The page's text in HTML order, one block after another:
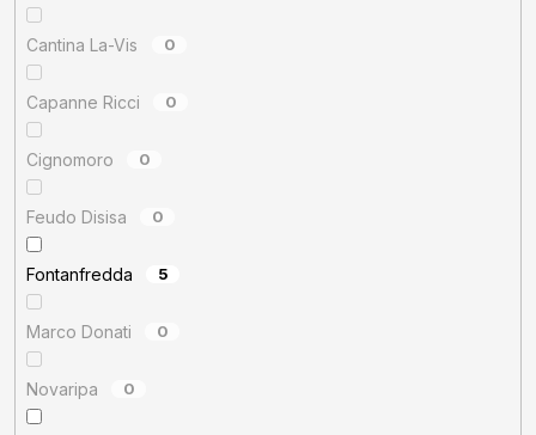
Cantina La-Vis 0
Capanne Ricci 0
Cignomoro 0
Feudo Disisa 0
Fontanfredda 5
Marco Donati 0
Novaripa 0